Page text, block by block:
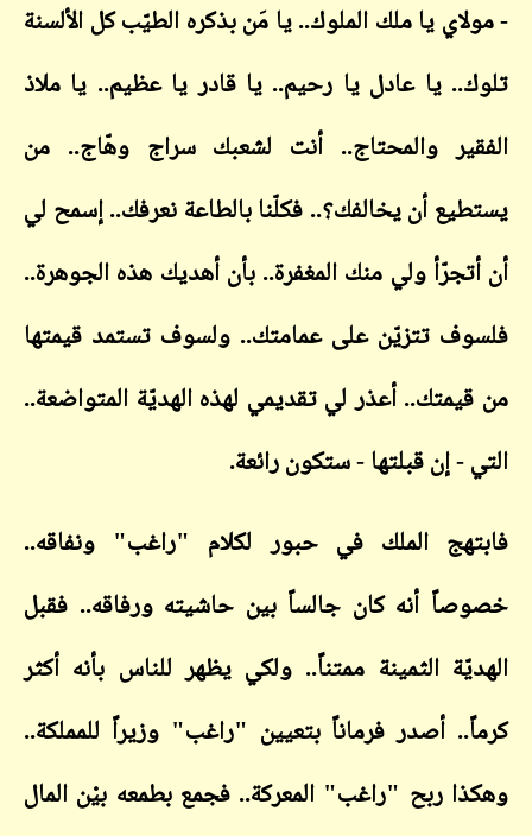
يا ملك الملوك.. يا مَن بذكره الطيّب كل الألسنة
يا عادل يا رحيم.. يا قادر يا عظيم.. يا ملاذ
والمحتاج.. أنت لشعبك سراج وهّاج.. من
أن يخالفك؟.. فكلّنا بالطاعة نعرفك.. إسمح لي
ولي منك المغفرة.. بأن أهديك هذه الجوهرة..
تتزيّن على عمامتك.. ولسوف تستمد قيمتها
أعذر لي تقديمي لهذه الهديّة المتواضعة..
- إن قبلتها - ستكون رائعة.
الملك في حبور لكلام "راغب" ونفاقه..
أنه كان جالساً بين حاشيته ورفاقه.. فقبل
الثمينة ممتناً.. ولكي يظهر للناس بأنه أكثر
أصدر فرماناً بتعيين "راغب" وزيراً للمملكة..
ربح "راغب" المعركة.. فجمع بطمعه بيْن المال